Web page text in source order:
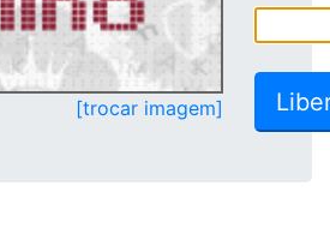
[trocar imagem]